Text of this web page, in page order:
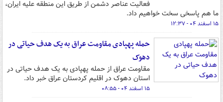
فعالیت عناصر دشمن از طریق این منطقه علیه ایران،
ما هم پاسخی سخت خواهیم داد.
۱۵ اسفند ۰۴ - ۱۲:۳۷
حمله پهپادی مقاومت عراق به یک هدف حیاتی در
دهوک
مقاومت عراق از حمله پهپادی به یک هدف حیاتی در
استان دهوک در اقلیم کردستان عراق خبر داد.
۱۵ اسفند ۰۴ - ۰۸:۵۵